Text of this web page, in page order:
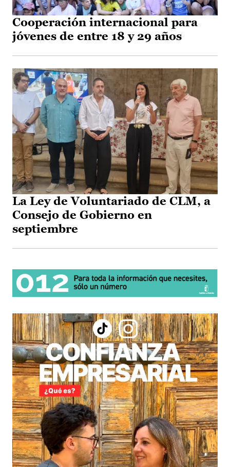
Cooperación internacional para
jóvenes de entre 18 y 29 años
La Ley de Voluntariado de CLM, a
Consejo de Gobierno en
septiembre